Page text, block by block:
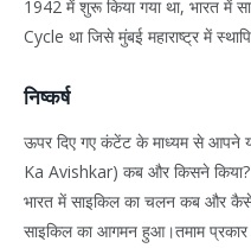
1942 में शुरू किया गया था, भारत में
Cycle था जिसे मुंबई महाराष्ट्र में
निष्कर्ष
ऊपर दिए गए कंटेंट के माध्यम से आपने
Ka Avishkar) कब और किसने किया?
भारत में साइकिल का चलन कब और
साइकिल का आगमन हुआ।तमाम प्रकार